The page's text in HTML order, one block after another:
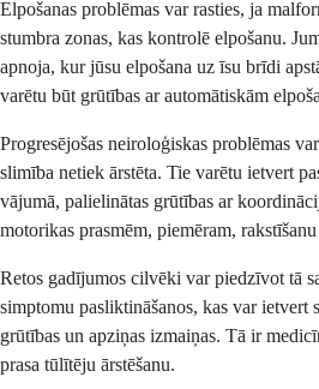
Elpošanas problēmas var rasties, ja
stumbra zonas, kas kontrolē elpošanu.
apnoja, kur jūsu elpošana uz īsu brīdi
varētu būt grūtības ar automātiskām
Progresējošas neiroloģiskas problēmas
slimība netiek ārstēta. Tie varētu ietvert
vājumā, palielinātas grūtības ar
motorikas prasmēm, piemēram,
Retos gadījumos cilvēki var piedzīvot tā
simptomu pasliktināšanos, kas var ietvert
grūtības un apziņas izmaiņas. Tā ir
prasa tūlītēju ārstēšanu.